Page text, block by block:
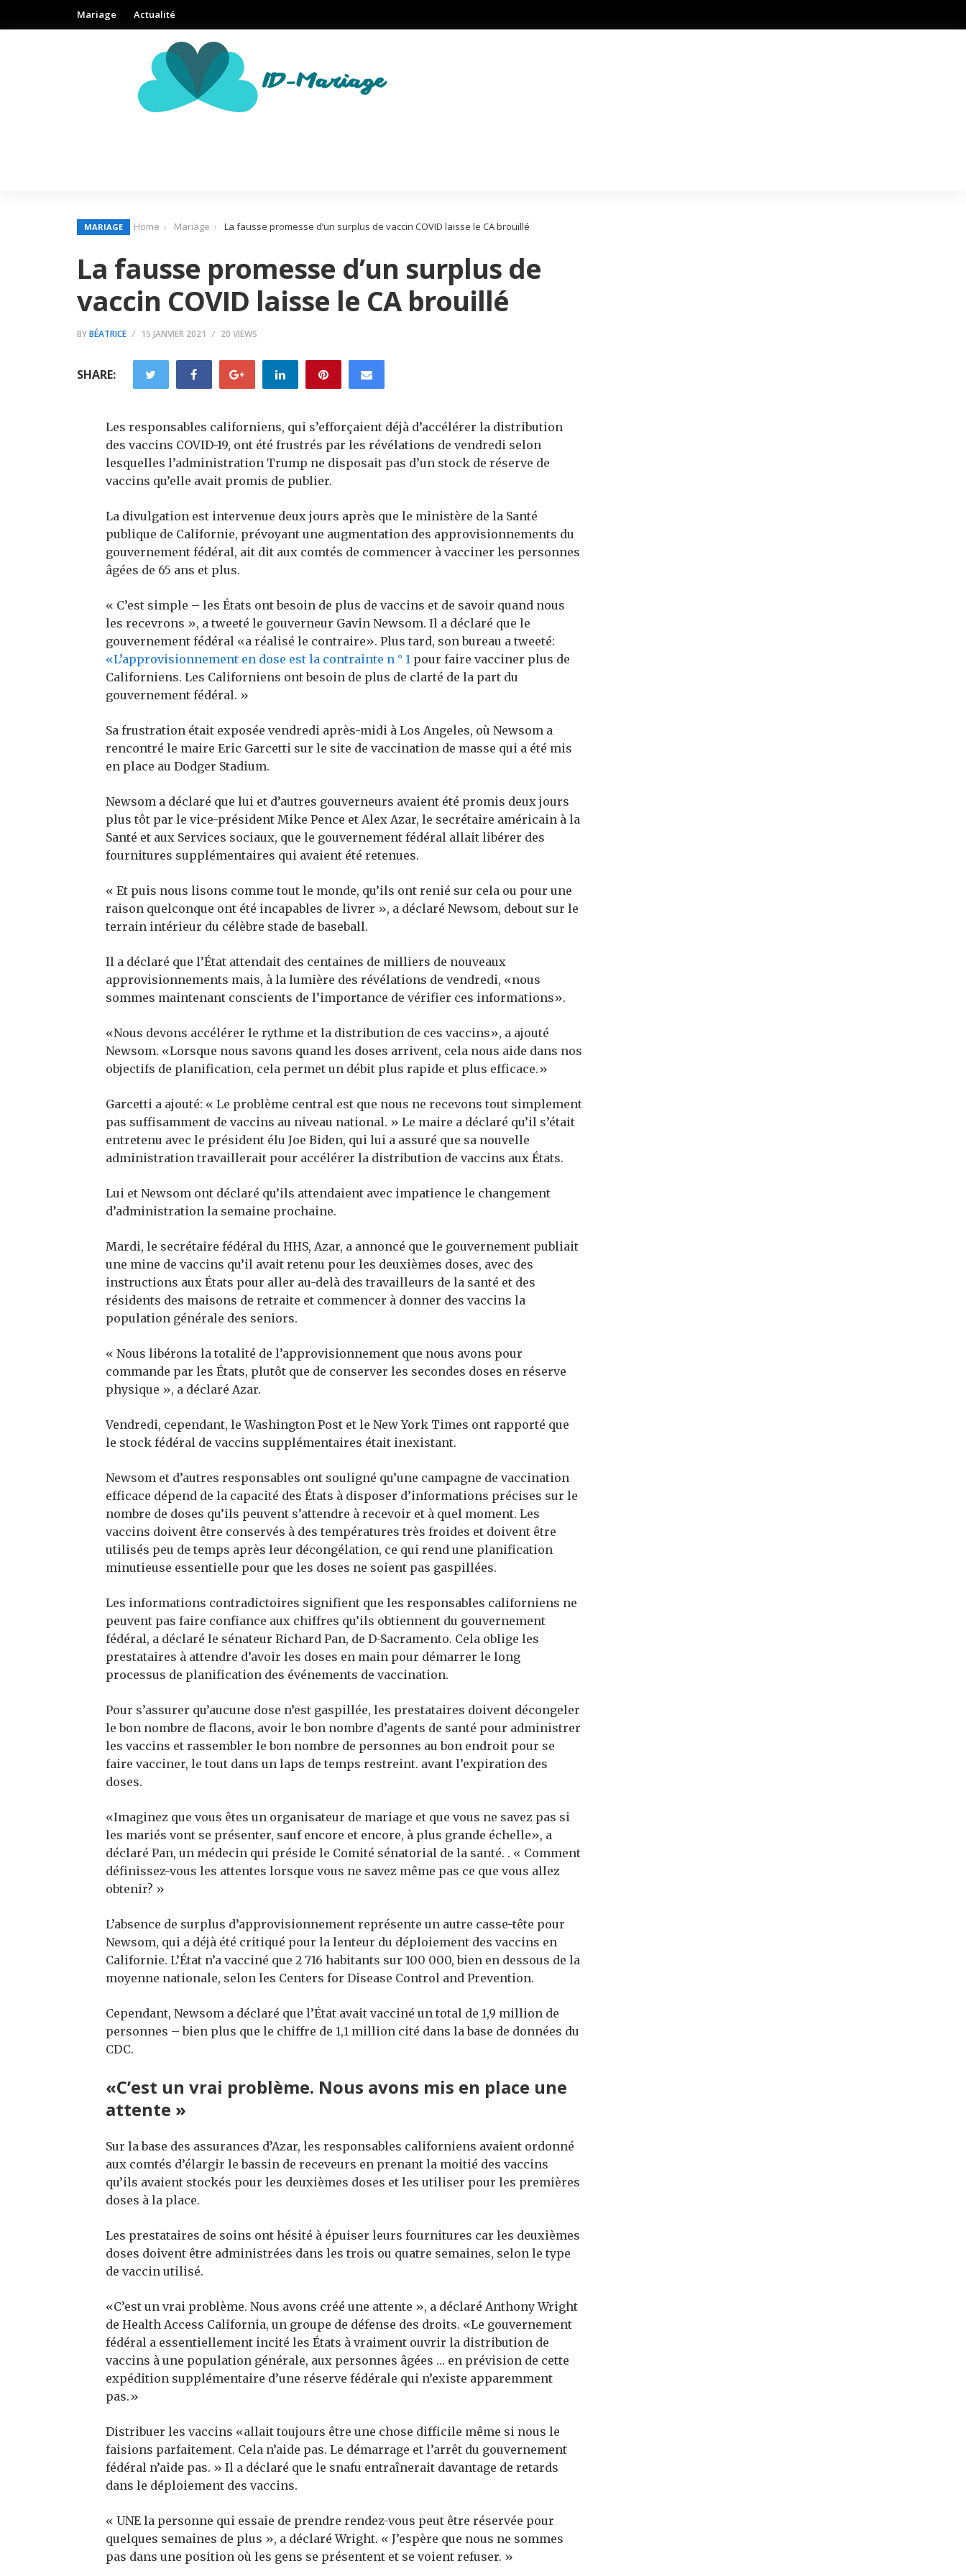
Mariage Actualité
MARIAGE Home Mariage La fausse promesse d’un surplus de vaccin COVID laisse le CA brouillé
La fausse promesse d’un surplus de
vaccin COVID laisse le CA brouillé
BYBÉATRICE 15 JANVIER 2021 20 VIEWS
SHARE:
Les responsables californiens, qui s’efforçaient déjà d’accélérer la distribution
des vaccins COVID-19, ont été frustrés par les révélations de vendredi selon
lesquelles l’administration Trump ne disposait pas d’un stock de réserve de
vaccins qu’elle avait promis de publier.
La divulgation est intervenue deux jours après que le ministère de la Santé
publique de Californie, prévoyant une augmentation des approvisionnements du
gouvernement fédéral, ait dit aux comtés de commencer à vacciner les personnes
âgées de 65 ans et plus.
« C’est simple – les États ont besoin de plus de vaccins et de savoir quand nous
les recevrons », a tweeté le gouverneur Gavin Newsom. Il a déclaré que le
gouvernement fédéral «a réalisé le contraire». Plus tard, son bureau a tweeté:
«L’approvisionnement en dose est la contrainte n ° 1 pour faire vacciner plus de
Californiens. Les Californiens ont besoin de plus de clarté de la part du
gouvernement fédéral. »
Sa frustration était exposée vendredi après-midi à Los Angeles, où Newsom a
rencontré le maire Eric Garcetti sur le site de vaccination de masse qui a été mis
en place au Dodger Stadium.
Newsom a déclaré que lui et d’autres gouverneurs avaient été promis deux jours
plus tôt par le vice-président Mike Pence et Alex Azar, le secrétaire américain à la
Santé et aux Services sociaux, que le gouvernement fédéral allait libérer des
fournitures supplémentaires qui avaient été retenues.
« Et puis nous lisons comme tout le monde, qu’ils ont renié sur cela ou pour une
raison quelconque ont été incapables de livrer », a déclaré Newsom, debout sur le
terrain intérieur du célèbre stade de baseball.
Il a déclaré que l’État attendait des centaines de milliers de nouveaux
approvisionnements mais, à la lumière des révélations de vendredi, «nous
sommes maintenant conscients de l’importance de vérifier ces informations».
«Nous devons accélérer le rythme et la distribution de ces vaccins», a ajouté
Newsom. «Lorsque nous savons quand les doses arrivent, cela nous aide dans nos
objectifs de planification, cela permet un débit plus rapide et plus efficace.»
Garcetti a ajouté: « Le problème central est que nous ne recevons tout simplement
pas suffisamment de vaccins au niveau national. » Le maire a déclaré qu’il s’était
entretenu avec le président élu Joe Biden, qui lui a assuré que sa nouvelle
administration travaillerait pour accélérer la distribution de vaccins aux États.
Lui et Newsom ont déclaré qu’ils attendaient avec impatience le changement
d’administration la semaine prochaine.
Mardi, le secrétaire fédéral du HHS, Azar, a annoncé que le gouvernement publiait
une mine de vaccins qu’il avait retenu pour les deuxièmes doses, avec des
instructions aux États pour aller au-delà des travailleurs de la santé et des
résidents des maisons de retraite et commencer à donner des vaccins la
population générale des seniors.
« Nous libérons la totalité de l’approvisionnement que nous avons pour
commande par les États, plutôt que de conserver les secondes doses en réserve
physique », a déclaré Azar.
Vendredi, cependant, le Washington Post et le New York Times ont rapporté que
le stock fédéral de vaccins supplémentaires était inexistant.
Newsom et d’autres responsables ont souligné qu’une campagne de vaccination
efficace dépend de la capacité des États à disposer d’informations précises sur le
nombre de doses qu’ils peuvent s’attendre à recevoir et à quel moment. Les
vaccins doivent être conservés à des températures très froides et doivent être
utilisés peu de temps après leur décongélation, ce qui rend une planification
minutieuse essentielle pour que les doses ne soient pas gaspillées.
Les informations contradictoires signifient que les responsables californiens ne
peuvent pas faire confiance aux chiffres qu’ils obtiennent du gouvernement
fédéral, a déclaré le sénateur Richard Pan, de D-Sacramento. Cela oblige les
prestataires à attendre d’avoir les doses en main pour démarrer le long
processus de planification des événements de vaccination.
Pour s’assurer qu’aucune dose n’est gaspillée, les prestataires doivent décongeler
le bon nombre de flacons, avoir le bon nombre d’agents de santé pour administrer
les vaccins et rassembler le bon nombre de personnes au bon endroit pour se
faire vacciner, le tout dans un laps de temps restreint. avant l’expiration des
doses.
«Imaginez que vous êtes un organisateur de mariage et que vous ne savez pas si
les mariés vont se présenter, sauf encore et encore, à plus grande échelle», a
déclaré Pan, un médecin qui préside le Comité sénatorial de la santé. . « Comment
définissez-vous les attentes lorsque vous ne savez même pas ce que vous allez
obtenir? »
L’absence de surplus d’approvisionnement représente un autre casse-tête pour
Newsom, qui a déjà été critiqué pour la lenteur du déploiement des vaccins en
Californie. L’État n’a vacciné que 2 716 habitants sur 100 000, bien en dessous de la
moyenne nationale, selon les Centers for Disease Control and Prevention.
Cependant, Newsom a déclaré que l’État avait vacciné un total de 1,9 million de
personnes – bien plus que le chiffre de 1,1 million cité dans la base de données du
CDC.
«C’est un vrai problème. Nous avons mis en place une
attente »
Sur la base des assurances d’Azar, les responsables californiens avaient ordonné
aux comtés d’élargir le bassin de receveurs en prenant la moitié des vaccins
qu’ils avaient stockés pour les deuxièmes doses et les utiliser pour les premières
doses à la place.
Les prestataires de soins ont hésité à épuiser leurs fournitures car les deuxièmes
doses doivent être administrées dans les trois ou quatre semaines, selon le type
de vaccin utilisé.
«C’est un vrai problème. Nous avons créé une attente », a déclaré Anthony Wright
de Health Access California, un groupe de défense des droits. «Le gouvernement
fédéral a essentiellement incité les États à vraiment ouvrir la distribution de
vaccins à une population générale, aux personnes âgées … en prévision de cette
expédition supplémentaire d’une réserve fédérale qui n’existe apparemment
pas.»
Distribuer les vaccins «allait toujours être une chose difficile même si nous le
faisions parfaitement. Cela n’aide pas. Le démarrage et l’arrêt du gouvernement
fédéral n’aide pas. » Il a déclaré que le snafu entraînerait davantage de retards
dans le déploiement des vaccins.
« UNE la personne qui essaie de prendre rendez-vous peut être réservée pour
quelques semaines de plus », a déclaré Wright. « J’espère que nous ne sommes
pas dans une position où les gens se présentent et se voient refuser. »